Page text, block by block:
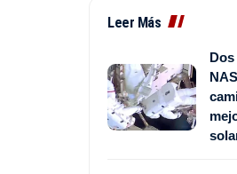
Leer Más